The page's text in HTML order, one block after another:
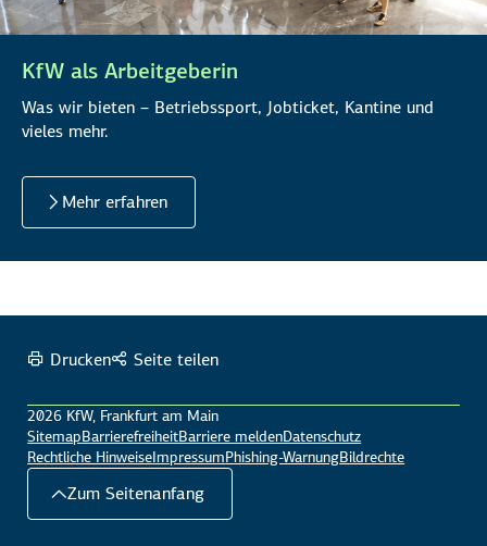
KfW als Arbeitgeberin
Was wir bieten – Betriebssport, Jobticket, Kantine und
vieles mehr.
Mehr erfahren
Drucken Seite teilen
2026 KfW, Frankfurt am Main
SitemapBarrierefreiheitBarriere meldenDatenschutz
Rechtliche HinweiseImpressumPhishing-WarnungBildrechte
Zum Seitenanfang